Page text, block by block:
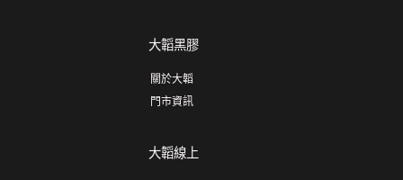
大韜黑膠
關於大韜
門市資訊
大韜線上